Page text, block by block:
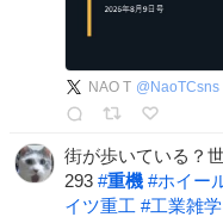
NAO T @ NaoTCsns
街が歩いている？
293 #重機 #ホイー
イツ重工 #工業雑学